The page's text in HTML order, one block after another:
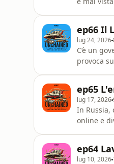
ep66 Il
lug 24, 2026
C’è un
provoca
dedicato
ep65
lug 17, 2026
In Russia,
online e
ep64
lug 10, 2026